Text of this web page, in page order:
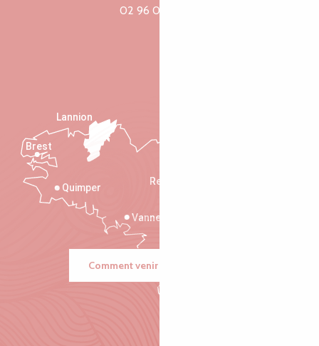
02 96 05 60 70
Rennes
Vannes
Quimper
Lannion
Brest
Comment venir ?